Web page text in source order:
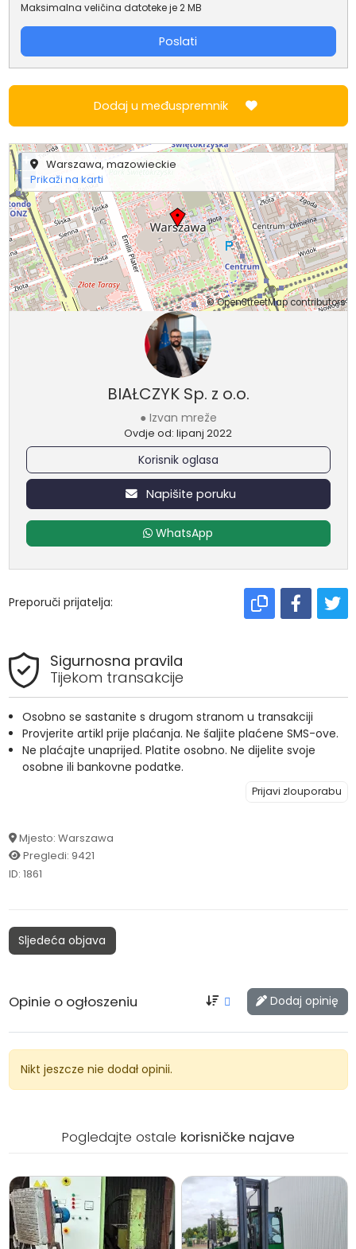
Maksimalna veličina datoteke je 2 MB
Poslati
Dodaj u međuspremnik
+
−
©OpenStreetMapcontributors
Warszawa, mazowieckie
Prikaži na karti
BIAŁCZYK Sp. z o.o.
● Izvan mreže
Ovdje od: lipanj 2022
Korisnik oglasa
Napišite poruku
WhatsApp
Preporuči prijatelja:
Sigurnosna pravila
Tijekom transakcije
Osobno se sastanite s drugom stranom u transakciji
Provjerite artikl prije plaćanja. Ne šaljite plaćene SMS-ove.
Ne plaćajte unaprijed. Platite osobno. Ne dijelite svoje
osobne ili bankovne podatke.
Prijavi zlouporabu
Mjesto: Warszawa
Pregledi: 9421
ID: 1861
Sljedeća objava
Opinie o ogłoszeniu Dodaj opinię
Nikt jeszcze nie dodał opinii.
Pogledajte ostale korisničke najave